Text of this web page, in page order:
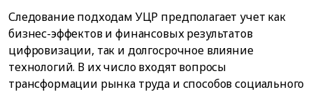
Следование подходам УЦР предполагает учет как
бизнес-эффектов и финансовых результатов
цифровизации, так и долгосрочное влияние
технологий. В их число входят вопросы
трансформации рынка труда и способов социального